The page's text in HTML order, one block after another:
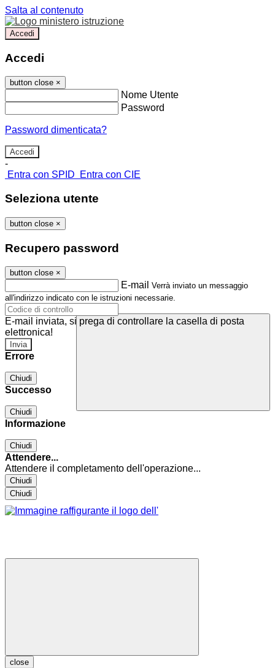
Salta al contenuto
Accedi
Accedi
button close ×
Nome Utente
Password
Password dimenticata?
-
Entra con SPID
Entra con CIE
Seleziona utente
button close ×
Recupero password
button close ×
E-mail Verrà inviato un messaggio
all'indirizzo indicato con le istruzioni necessarie.
E-mail inviata, si prega di controllare la casella di posta
elettronica!
Errore
Chiudi
Successo
Chiudi
Informazione
Chiudi
Attendere...
Attendere il completamento dell'operazione...
Chiudi
Chiudi
close